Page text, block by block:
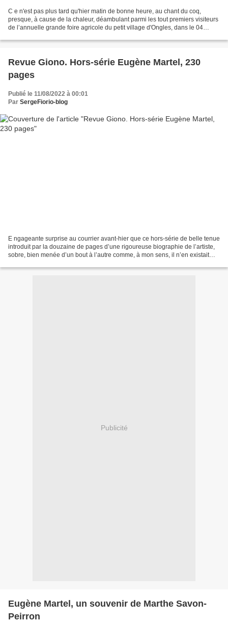
C e n'est pas plus tard qu'hier matin de bonne heure, au chant du coq,
presque, à cause de la chaleur, déambulant parmi les tout premiers visiteurs
de l’annuelle grande foire agricole du petit village d'Ongles, dans le 04
Revue Giono. Hors-série Eugène Martel, 230
pages
Publié le 11/08/2022 à 00:01
Par SergeFiorio-blog
E ngageante surprise au courrier avant-hier que ce hors-série de belle tenue
introduit par la douzaine de pages d’une rigoureuse biographie de l’artiste,
sobre, bien menée d’un bout à l’autre comme, à mon sens, il n’en existait
Publicité
Eugène Martel, un souvenir de Marthe Savon-
Peirron